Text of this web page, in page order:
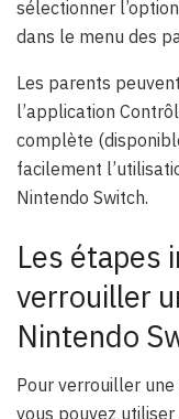
sélectionner
dans le menu des
Les parents
l’application
complète
facilement
Nintendo Switch.
Les étapes
verrouiller
Nintendo
Pour verrouiller
vous pouvez